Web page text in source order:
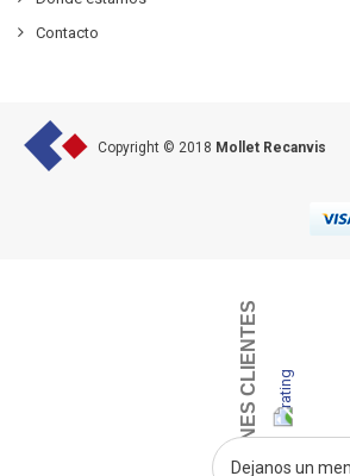
Dejanos un
Contacto
Copyright © 2018 Mollet Recanvis
OPINIONES CLIENTES